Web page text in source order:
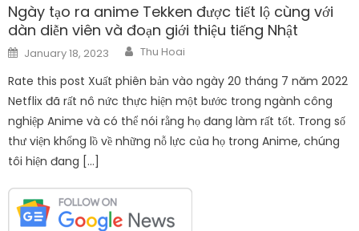
Ngày tạo ra anime Tekken được tiết lộ cùng với
dàn diễn viên và đoạn giới thiệu tiếng Nhật
Posted
on
January 18, 2023 Author
Thu Hoai
Rate this post Xuất phiên bản vào ngày 20 tháng 7 năm 2022
Netflix đã rất nô nức thực hiện một bước trong ngành công
nghiệp Anime và có thể nói rằng họ đang làm rất tốt. Trong số
thư viện khổng lồ về những nỗ lực của họ trong Anime, chúng
tôi hiện đang […]